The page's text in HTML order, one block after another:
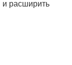
расширить